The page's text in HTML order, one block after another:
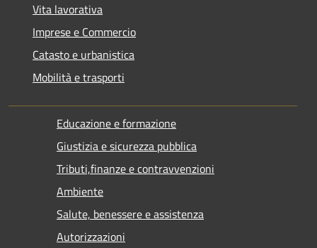
Vita lavorativa
Imprese e Commercio
Catasto e urbanistica
Mobilità e trasporti
Educazione e formazione
Giustizia e sicurezza pubblica
Tributi,finanze e contravvenzioni
Ambiente
Salute, benessere e assistenza
Autorizzazioni